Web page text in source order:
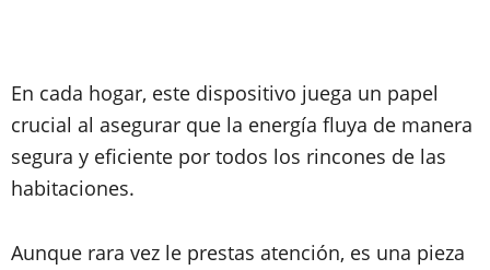
En cada hogar, este dispositivo juega un papel
crucial al asegurar que la energía fluya de manera
segura y eficiente por todos los rincones de las
habitaciones.
Aunque rara vez le prestas atención, es una pieza